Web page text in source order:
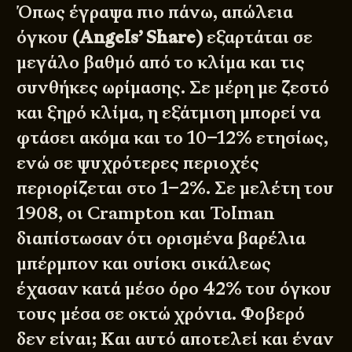
Όπως έγραψα πιο πάνω, απώλεια
όγκου (Angels’ Share) εξαρτάται σε
μεγάλο βαθμό από το κλίμα και τις
συνθήκες ωρίμασης. Σε μέρη με ζεστό
και ξηρό κλίμα, η εξάτμιση μπορεί να
φτάσει ακόμα και το 10–12% ετησίως,
ενώ σε ψυχρότερες περιοχές
περιορίζεται στο 1–2%. Σε μελέτη του
1908, οι Crampton και Tolman
διαπίστωσαν ότι ορισμένα βαρέλια
μπέρμπον και ουίσκι σικάλεως
έχασαν κατά μέσο όρο 42% του όγκου
τους μέσα σε οκτώ χρόνια. Φοβερό
δεν είναι; Και αυτό αποτελεί και έναν